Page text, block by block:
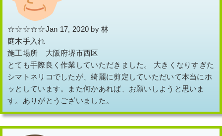
☆☆☆☆☆Jan 17, 2020 by 林
庭木手入れ
施工場所 大阪府堺市西区
とても手際良く作業していただきました。 大きくなりすぎた
シマトネリコでしたが、綺麗に剪定していただいて本当にホ
ッとしています。また何かあれば、お願いしようと思いま
す。ありがとうございました。